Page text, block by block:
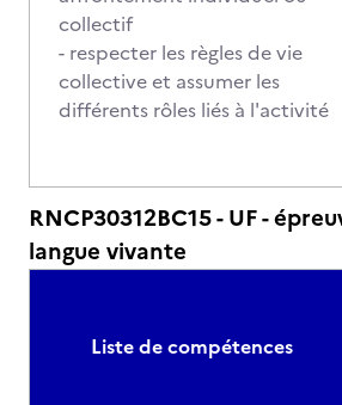
collectif
- respecter les règles de vie
collective et assumer les
différents rôles liés à l'activité
RNCP30312BC15 - UF -
langue vivante
Liste de compétences